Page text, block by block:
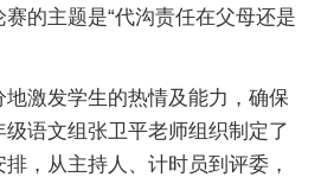
的主题是“代沟责任在父母还是
激发学生的热情及能力，确保
语文组张卫平老师组织制定了
，从主持人、计时员到评委，